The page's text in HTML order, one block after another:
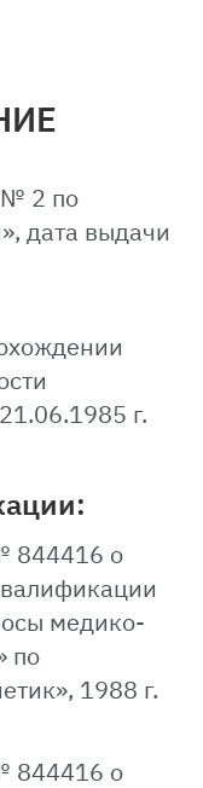
2 по
дата выдачи
г.
844416 о
медико-
по
1988 г.
844416 о